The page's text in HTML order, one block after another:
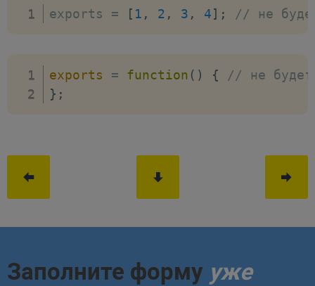
exports = [ 1 , 2 , 3 , 4] ; // не
exports = function ( ) {
// не будет
} ;
Заполните форму уже